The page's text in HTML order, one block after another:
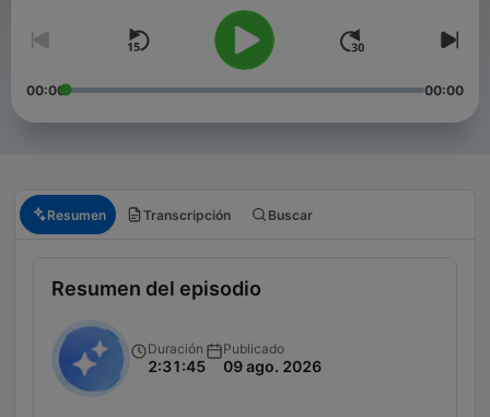
00:00 00:00
Resumen Transcripción Buscar
Resumen del episodio
Duración
2:31:45
Publicado
09 ago. 2026